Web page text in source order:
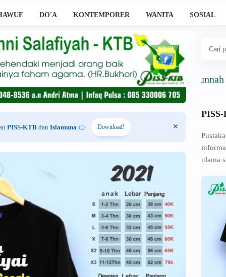
DO'A KONTEMPORER WANITA SOSIAL
PISS-KTBdan Islamuna 👉 Download!
Ahlussunnah Wal
ulama